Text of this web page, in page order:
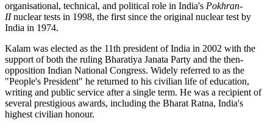
organisational, technical, and political role in India's Pokhran-
IInuclear tests in 1998, the first since the original nuclear test by
India in 1974.
Kalam was elected as the 11th president of India in 2002 with the
support of both the ruling Bharatiya Janata Party and the then-
opposition Indian National Congress. Widely referred to as the
"People's President" he returned to his civilian life of education,
writing and public service after a single term. He was a recipient of
several prestigious awards, including the Bharat Ratna, India's
highest civilian honour.